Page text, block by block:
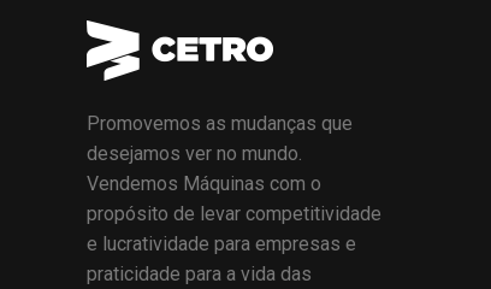
Promovemos as mudanças que
desejamos ver no mundo.
Vendemos Máquinas com o
propósito de levar competitividade
e lucratividade para empresas e
praticidade para a vida das